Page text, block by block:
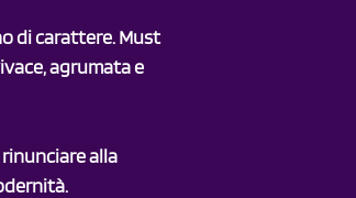
di carattere. Must
agrumata e
alla